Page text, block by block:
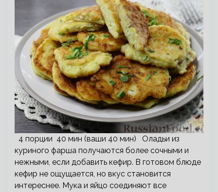
4 порции 40 мин (ваши 40 мин) Оладьи из
куриного фарша получаются более сочными и
нежными, если добавить кефир. В готовом блюде
кефир не ощущается, но вкус становится
интереснее. Мука и яйцо соединяют все